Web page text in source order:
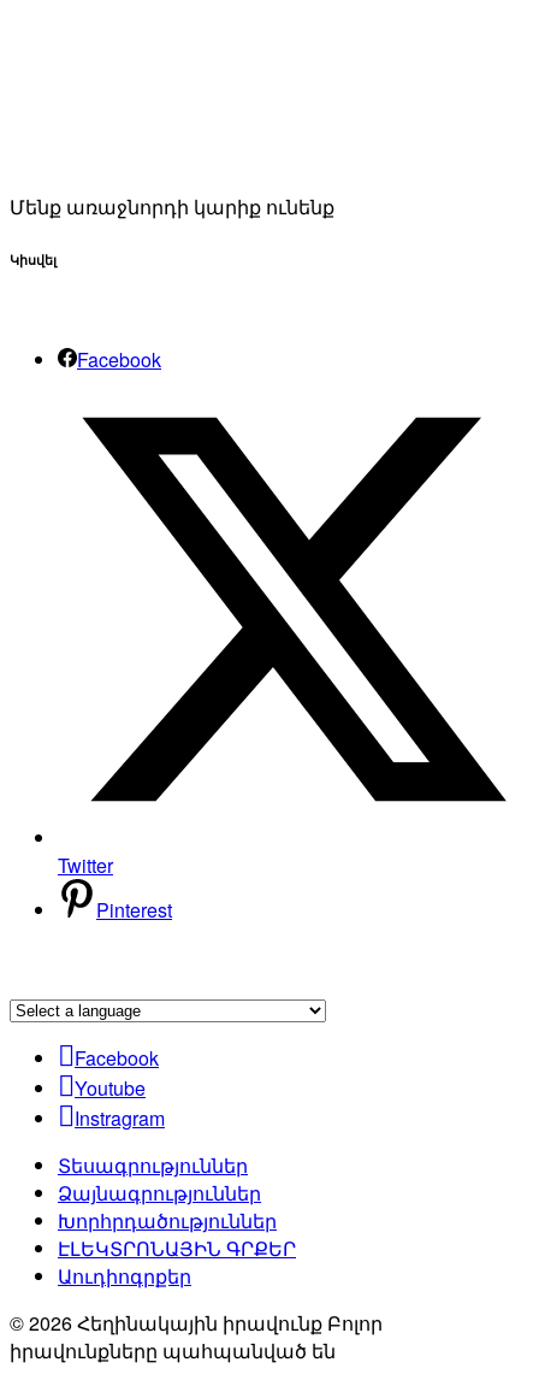
Մենք առաջնորդի կարիք ունենք
Կիսվել
Facebook
Twitter
Pinterest
Facebook
Youtube
Instragram
Տեսագրություններ
Ձայնագրություններ
Խորհրդածություններ
ԷԼԵԿՏՐՈՆԱՅԻՆ ԳՐՔԵՐ
Աուդիոգրքեր
© 2026 Հեղինակային իրավունք Բոլոր
իրավունքները պահպանված են